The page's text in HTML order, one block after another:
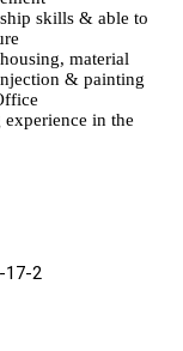
skills & able to
material
& painting
in the
17-2